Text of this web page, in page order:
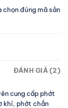
chọn đúng mã sản
ĐÁNH GIÁ (2)
cung cấp phớt
khí, phớt chắn